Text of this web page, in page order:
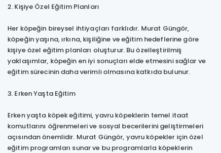
2. Kişiye Özel Eğitim Planları
Her köpeğin bireysel ihtiyaçları farklıdır. Murat Güngör,
köpeğin yaşına, ırkına, kişiliğine ve eğitim hedeflerine göre
kişiye özel eğitim planları oluşturur. Bu özelleştirilmiş
yaklaşımlar, köpeğin en iyi sonuçları elde etmesini sağlar ve
eğitim sürecinin daha verimli olmasına katkıda bulunur.
3. Erken Yaşta Eğitim
Erken yaşta köpek eğitimi, yavru köpeklerin temel itaat
komutlarını öğrenmeleri ve sosyal becerilerini geliştirmeleri
açısından önemlidir. Murat Güngör, yavru köpekler için özel
eğitim programları sunar ve bu programlarla köpeklerin